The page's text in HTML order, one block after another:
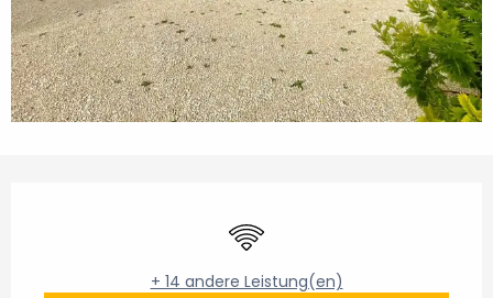
Wi-Fi
+ 14 andere Leistung(en)